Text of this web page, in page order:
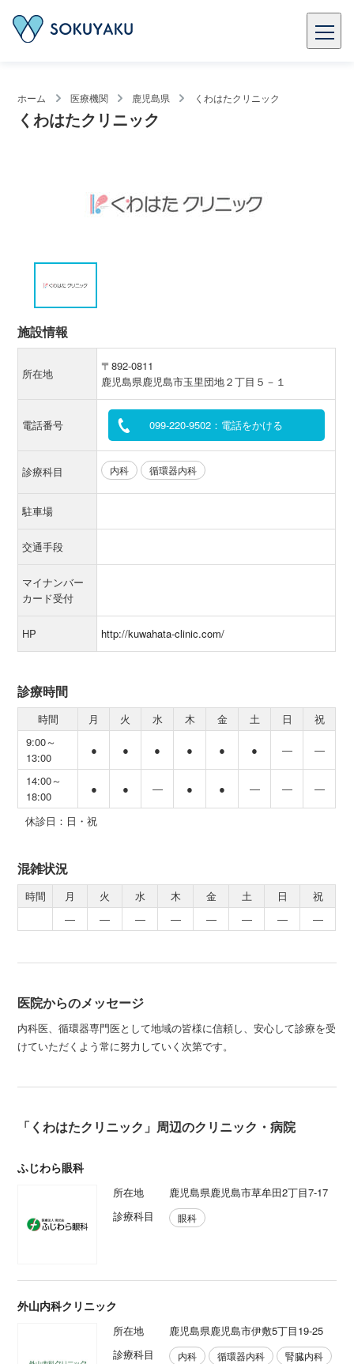
ホーム 医療機関 鹿児島県 くわはたクリニック
くわはたクリニック
施設情報
所在地
〒892-0811
鹿児島県鹿児島市玉里団地２丁目５－１
電話番号 099-220-9502：電話をかける
診療科目 内科 循環器内科
駐車場
交通手段
マイナンバー
カード受付
HP http://kuwahata-clinic.com/
診療時間
時間 月 火 水 木 金 土 日
祝
9:00～
13:00
● ● ● ● ● ● ― ―
14:00～
18:00
● ● ― ● ● ― ― ―
休診日：日・祝
混雑状況
時間 月 火 水 木 金 土 日
祝
―
― ― ― ― ― ― ―
医院からのメッセージ
内科医、循環器専門医として地域の皆様に信頼し、安心して診療を受
けていただくよう常に努力していく次第です。
「くわはたクリニック」周辺のクリニック・病院
ふじわら眼科
所在地
鹿児島県鹿児島市草牟田2丁目7-17
診療科目
眼科
外山内科クリニック
所在地
鹿児島県鹿児島市伊敷5丁目19-25
診療科目
内科 循環器内科
腎臓内科